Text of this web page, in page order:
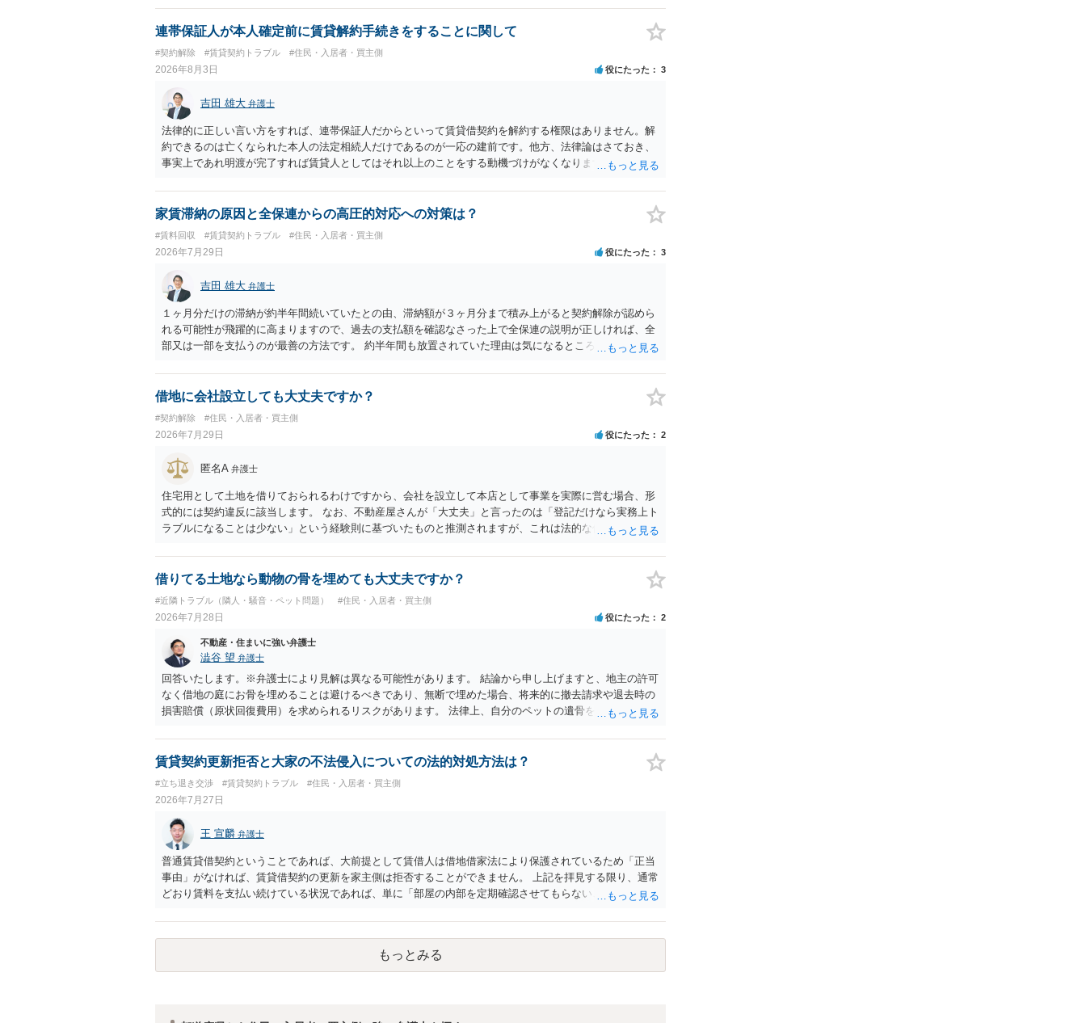
連帯保証人が本人確定前に賃貸解約手続きをすることに関して
#契約解除 #賃貸契約トラブル #住民・入居者・買主側
2026年8月3日 役にたった 3
吉田 雄大 弁護士
法律的に正しい言い方をすれば、連帯保証人だからといって賃貸借契約を解約する権限はありません。解
約できるのは亡くなられた本人の法定相続人だけであるのが一応の建前です。他方、法律論はさておき、
事実上であれ明渡が完了すれば賃貸人としてはそれ以上のことをする動機づけがなくなります。 今回進め
が良いと思います。またその方法で進めた方が、連帯保証人であるお知り合いさんにとっても、自身の経
済的負担を最小限に食い止められるため望ましいやり方だといえます。
家賃滞納の原因と全保連からの高圧的対応への対策は？
#賃料回収 #賃貸契約トラブル #住民・入居者・買主側
2026年7月29日 役にたった 3
吉田 雄大 弁護士
１ヶ月分だけの滞納が約半年間続いていたとの由、滞納額が３ヶ月分まで積み上がると契約解除が認めら
れる可能性が飛躍的に高まりますので、過去の支払額を確認なさった上で全保連の説明が正しければ、全
部又は一部を支払うのが最善の方法です。 約半年間も放置されていた理由は気になるところですが、中身
借地に会社設立しても大丈夫ですか？
#契約解除 #住民・入居者・買主側
2026年7月29日 役にたった 2
匿名A 弁護士
住宅用として土地を借りておられるわけですから、会社を設立して本店として事業を実際に営む場合、形
式的には契約違反に該当します。 なお、不動産屋さんが「大丈夫」と言ったのは「登記だけなら実務上ト
ラブルになることは少ない」という経験則に基づいたものと推測されますが、これは法的な保証ではあり
で、建物を事務所・店舗用に大きく改築する等までなさらない限り、リスクはそれほど大きくないかもし
れません。 しかしそれでも、大家さんが契約違反を口実に、将来の更新時に更新料の上乗せを要求した
借りてる土地なら動物の骨を埋めても大丈夫ですか？
#近隣トラブル（隣人・騒音・ペット問題） #住民・入居者・買主側
2026年7月28日 役にたった 2
不動産・住まいに強い弁護士
澁谷 望 弁護士
回答いたします。※弁護士により見解は異なる可能性があります。 結論から申し上げますと、地主の許可
なく借地の庭にお骨を埋めることは避けるべきであり、無断で埋めた場合、将来的に撤去請求や退去時の
損害賠償（原状回復費用）を求められるリスクがあります。 法律上、自分のペットの遺骨を埋める行為自
有者は質問者様であっても、土地の所有権はあくまで地主にあります。そのため、地主に無断でお骨を埋
める行為は、他人の所有権を侵害する行為や、借地人としての善管注意義務違反とみなされる可能性が高
直接埋めずに大きめの鉢植え等で供養する「プランター葬」や、ペット霊園等への納骨を検討されるのが
確実かと思います。
賃貸契約更新拒否と大家の不法侵入についての法的対処方法は？
#立ち退き交渉 #賃貸契約トラブル #住民・入居者・買主側
2026年7月27日
王 宣麟 弁護士
普通賃貸借契約ということであれば、大前提として賃借人は借地借家法により保護されているため「正当
事由」がなければ、賃貸借契約の更新を家主側は拒否することができません。 上記を拝見する限り、通常
どおり賃料を支払い続けている状況であれば、単に「部屋の内部を定期確認させてもらないこと」が直ち
渉の中で、一定の金銭をもらえれば退去には応じる旨交渉をしてみるのはいかがでしょうか。 過去に賃借
人の許可なく無断で賃貸人が入室する行為自体は不法行為となり、また刑事的にも住居侵入罪が成立する
可能性がありますので、これを理由に一定の金銭賠償を求めるのも一つでしょう。
もっとみる